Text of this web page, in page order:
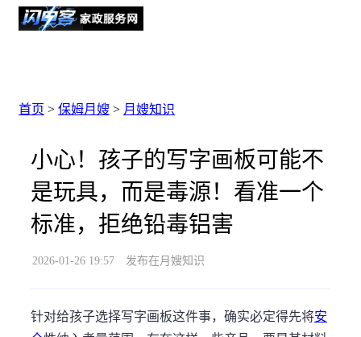
首页 > 保姆月嫂 > 月嫂知识
小心！孩子的写字画板可能不
是玩具，而是毒源！看准一个
标准，拒绝铅毒铝害
2026-01-26 19:57 发布在月嫂知识
针对给孩子选择写字画板这件事，确实必定得先将安